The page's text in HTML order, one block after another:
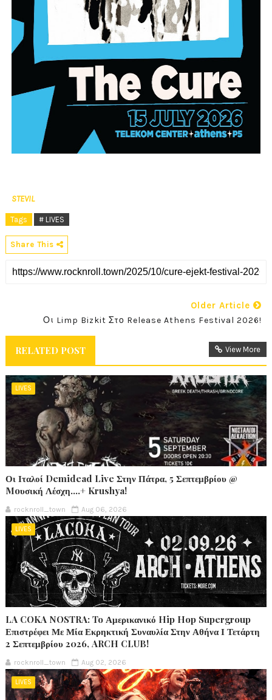
STEVIL
Tags # LIVES
Share This
Older Article
Οι Limp Bizkit Στο Release Athens Festival 2026!
RELATED POST View More
LIVES
Οι Ιταλοί Demidead Live Στην Πάτρα, 5 Σεπτεμβρίου @
Moυσική Λέσχη….+ Krushya!
rocknroll_town Aug 06, 2026
LIVES
LA COKA NOSTRA: To Αμερικανικό Hip Hop Supergroup
Επιστρέφει Με Μία Εκρηκτική Συναυλία Στην Αθήνα Ι Τετάρτη
2 Σεπτεμβρίου 2026, ARCH CLUB!
rocknroll_town Aug 02, 2026
LIVES